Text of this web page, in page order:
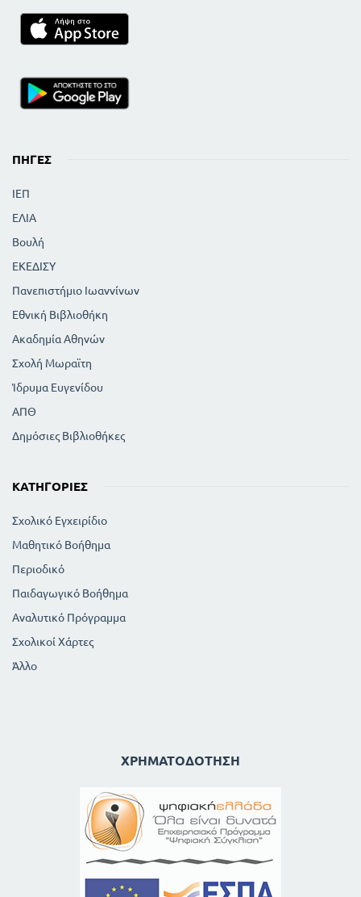
ΠΗΓΈΣ
ΙΕΠ
ΕΛΙΑ
Βουλή
ΕΚΕΔΙΣΥ
Πανεπιστήμιο Ιωαννίνων
Εθνική Βιβλιοθήκη
Ακαδημία Αθηνών
Σχολή Μωραϊτη
Ίδρυμα Ευγενίδου
ΑΠΘ
Δημόσιες Βιβλιοθήκες
ΚΑΤΗΓΟΡΊΕΣ
Σχολικό Εγχειρίδιο
Μαθητικό Βοήθημα
Περιοδικό
Παιδαγωγικό Βοήθημα
Αναλυτικό Πρόγραμμα
Σχολικοί Χάρτες
Άλλο
ΧΡΗΜΑΤΟΔΌΤΗΣΗ